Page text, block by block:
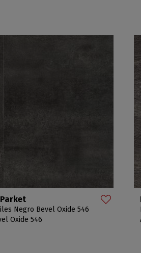
Negro Bevel Oxide 546
Oxide 546